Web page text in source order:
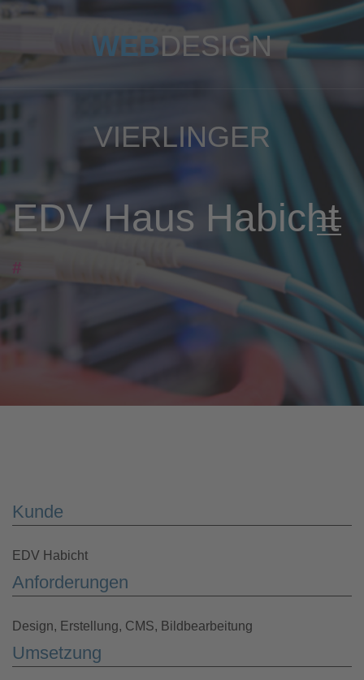
WEBDESIGN
VIERLINGER
EDV Haus Habicht
#
Kunde
EDV Habicht
Anforderungen
Design, Erstellung, CMS, Bildbearbeitung
Umsetzung